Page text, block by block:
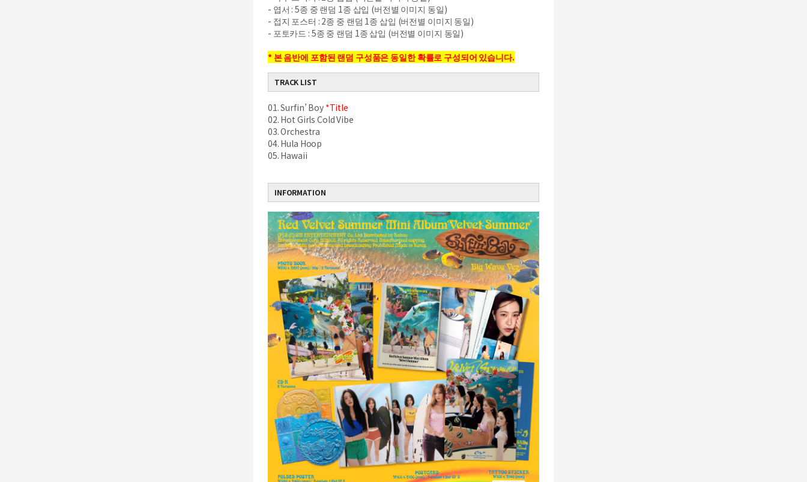
- 엽서 : 5종 중 랜덤 1종 삽입 (버전별 이미지 동일)
- 접지 포스터 : 2종 중 랜덤 1종 삽입 (버전별 이미지 동일)
- 포토카드 : 5종 중 랜덤 1종 삽입 (버전별 이미지 동일)
* 본 음반에 포함된 랜덤 구성품은 동일한 확률로 구성되어 있습니다.
TRACK LIST
01. Surfin’ Boy *Title
02. Hot Girls Cold Vibe
03. Orchestra
04. Hula Hoop
05. Hawaii
INFORMATION